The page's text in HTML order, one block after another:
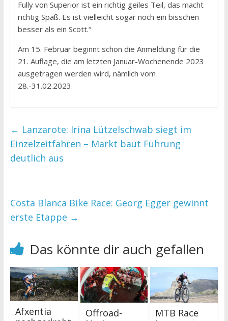
Fully von Superior ist ein richtig geiles Teil, das macht
richtig Spaß. Es ist vielleicht sogar noch ein bisschen
besser als ein Scott.“
Am 15. Februar beginnt schon die Anmeldung für die
21. Auflage, die am letzten Januar-Wochenende 2023
ausgetragen werden wird, nämlich vom
28.-31.02.2023.
← Lanzarote: Irina Lützelschwab siegt im
Einzelzeitfahren – Markt baut Führung
deutlich aus
Costa Blanca Bike Race: Georg Egger gewinnt
erste Etappe →
Das könnte dir auch gefallen
Afxentia
Offroad-
MTB Race